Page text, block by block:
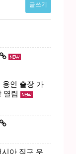
글쓰기
용인 출장 가
열림
아 직구 우